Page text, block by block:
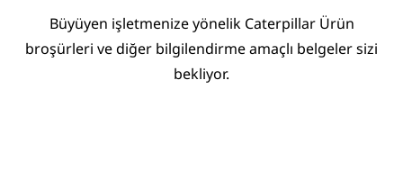
Büyüyen işletmenize yönelik Caterpillar Ürün
broşürleri ve diğer bilgilendirme amaçlı belgeler sizi
bekliyor.